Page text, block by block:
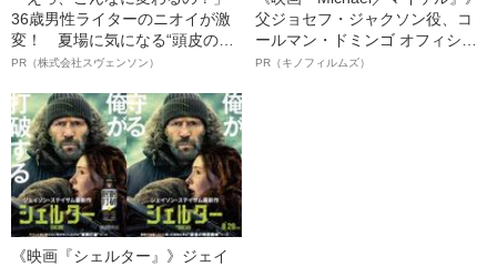
36歳男性ライターのニオイが激
変！ 夏場に気になる“頭皮のニ
オイ”や“ベタつき”を解消す
ト”が生み出した徹底ケアとは
PR（株式会社スヴェンソン）
父ジョセフ・ジャクソン役、コ
ールマン・ドミンゴ オフィシャ
ルインタビュー“観客を魅了した
PR（キノフィルムズ）
《映画『シェルター』》ジェイ